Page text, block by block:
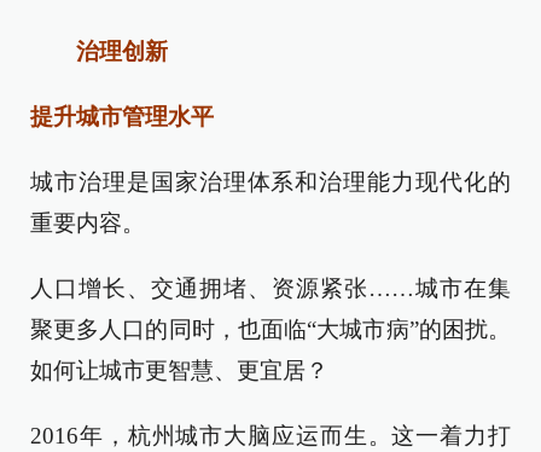
治理创新
提升城市管理水平
城市治理是国家治理体系和治理能力现代化的
重要内容。
人口增长、交通拥堵、资源紧张……城市在集
聚更多人口的同时，也面临“大城市病”的困扰。
如何让城市更智慧、更宜居？
2016年，杭州城市大脑应运而生。这一着力打